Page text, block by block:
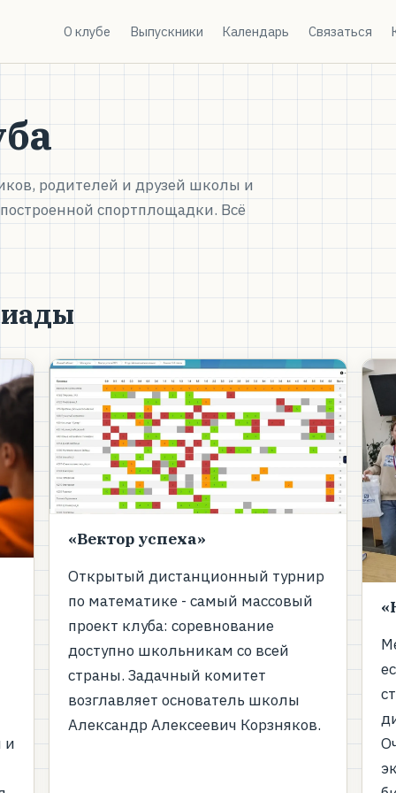
О клубе Выпускники Календарь Связаться
родителей и друзей школы и
спортплощадки. Всё
и
«Вектор успеха»
Открытый дистанционный турнир
по математике - самый массовый
проект клуба: соревнование
доступно школьникам со всей
страны. Задачный комитет
возглавляет основатель школы
Александр Алексеевич Корзняков.